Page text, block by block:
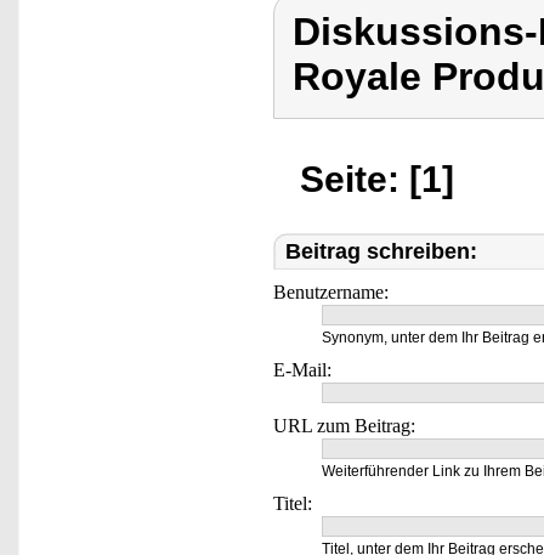
Royale
Seite: [1]
Beitrag schreiben:
Benutzername:
Synonym, unter dem Ihr Beitrag
E-Mail:
URL zum Beitrag:
Weiterführender Link zu Ihrem
Titel:
Titel, unter dem Ihr Beitrag